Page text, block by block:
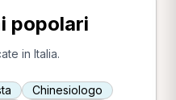
popolari
in Italia.
Chinesiologo